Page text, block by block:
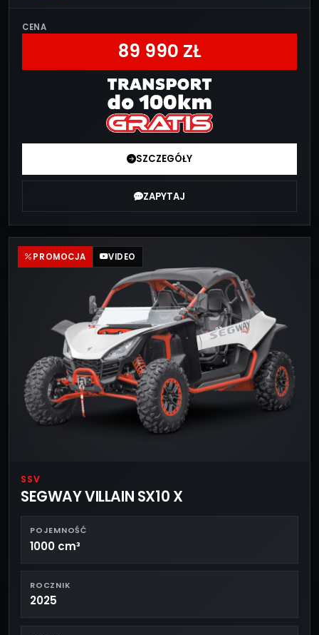
CENA
89 990 ZŁ
SZCZEGÓŁY
ZAPYTAJ
PROMOCJA VIDEO
SSV
SEGWAY VILLAIN SX10 X
POJEMNOŚĆ
1000 cm³
ROCZNIK
2025